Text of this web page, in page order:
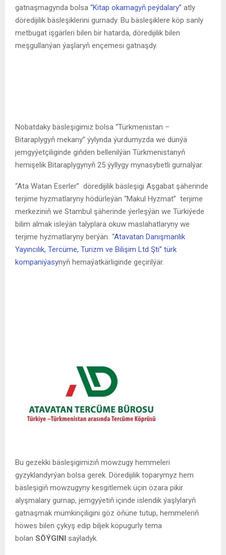
gatnaşmagynda bolsa “Kitap okamagyň peýdalary” atly
döredijilik bäsleşiklerini gurnady. Bu bäsleşiklere köp sanly
metbugat işgärleri bilen bir hatarda, döredijilik bilen
meşgullanýan ýaşlaryň ençemesi gatnaşdy.
Nobatdaky bäsleşigimiz bolsa “Türkmenistan –
Bitaraplygyň mekany” ýylynda ýurdumyzda we dünýä
jemgyýetçiliginde giňden bellenilýän Türkmenistanyň
hemişelik Bitaraplygynyň 25 ýyllygy mynasybetli gurnalýar.
“Ata Watan Eserler” döredijilik bäsleşigi Aşgabat şäherinde
terjime hyzmatlaryny hödürleýän “Makul Hyzmat” terjime
merkeziniň we Stambul şäherinde ýerleşýän we Türkiýede
bilim almak isleýän talyplara okuw maslahatlaryny we
terjime hyzmatlaryny berýän “Atavatan Danışmanlık
Yayıncılık, Tercüme, Turizm ve Bilişim Ltd Şti” türk
kompaniýasynyň hemaýatkärliginde geçirilýär.
Bu gezekki bäsleşigimiziň mowzugy hemmeleri
gyzyklandyrýan bolsa gerek. Döredijilik toparymyz hem
bäsleşigiň mowzugyny kesgitlemek üçin özara pikir
alyşmalary gurnap, jemgyýetiň içinde islendik ýaşlylaryň
gatnaşmak mümkinçiligini göz öňüne tutup, hemmeleriň
höwes bilen çykyş edip biljek köpugurly tema
bolan SÖÝGINI saýladyk.